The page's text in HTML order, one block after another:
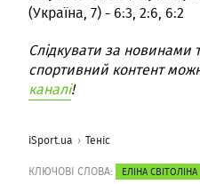
(Україна, 7) - 6:3, 2:6, 6:2
Слідкувати за новинами
спортивний контент
каналі!
iSport.ua Теніс
КЛЮЧОВІ СЛОВА: ЕЛІНА СВІТОЛІНА